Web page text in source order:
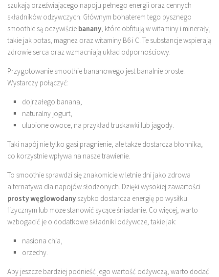
szukają orzeźwiającego napoju pełnego energii oraz cennych
składników odżywczych. Głównym bohaterem tego pysznego
smoothie są oczywiście banany, które obfitują w witaminy i minerały,
takie jak potas, magnez oraz witaminy B6 i C. Te substancje wspierają
zdrowie serca oraz wzmacniają układ odpornościowy.
Przygotowanie smoothie bananowego jest banalnie proste.
Wystarczy połączyć:
dojrzałego banana,
naturalny jogurt,
ulubione owoce, na przykład truskawki lub jagody.
Taki napój nie tylko gasi pragnienie, ale także dostarcza błonnika,
co korzystnie wpływa na nasze trawienie.
To smoothie sprawdzi się znakomicie w letnie dni jako zdrowa
alternatywa dla napojów słodzonych. Dzięki wysokiej zawartości
prosty węglowodany szybko dostarcza energię po wysiłku
fizycznym lub może stanowić sycące śniadanie. Co więcej, warto
wzbogacić je o dodatkowe składniki odżywcze, takie jak:
nasiona chia,
orzechy.
Aby jeszcze bardziej podnieść jego wartość odżywczą, warto dodać